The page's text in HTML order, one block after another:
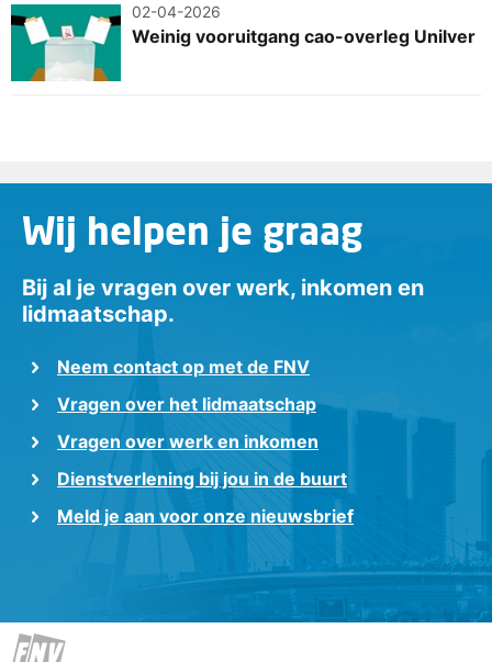
02-04-2026
Weinig vooruitgang cao-overleg Unilver
Wij helpen je graag
Bij al je vragen over werk, inkomen en
lidmaatschap.
Neem contact op met de FNV
Vragen over het lidmaatschap
Vragen over werk en inkomen
Dienstverlening bij jou in de buurt
Meld je aan voor onze nieuwsbrief